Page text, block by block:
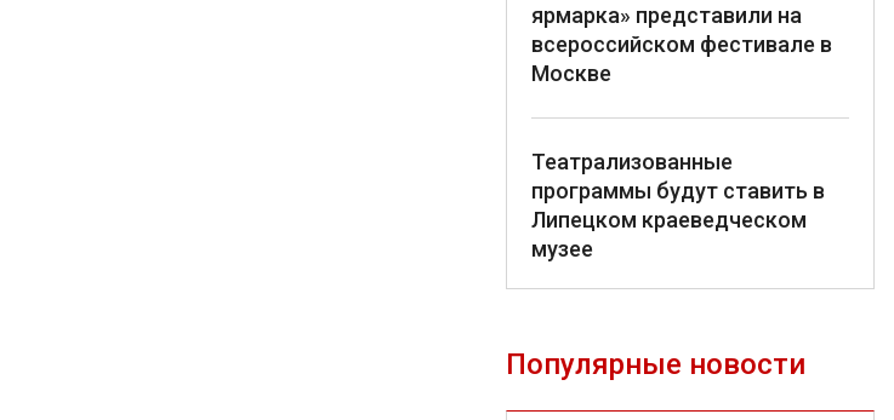
ярмарка» представили на
всероссийском фестивале в
Москве
Театрализованные
программы будут ставить в
Липецком краеведческом
музее
Популярные новости